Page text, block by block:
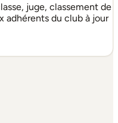
juge, classement de
adhérents du club à jour